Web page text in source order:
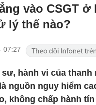
vào CSGT ở
lý thế nào?
07:27
hành vi của thanh
nguồn nguy hiểm
không chấp hành